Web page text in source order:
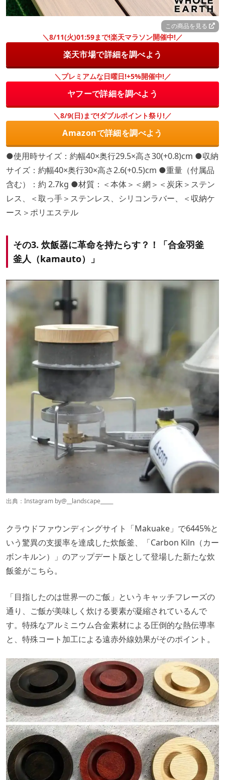
この商品を見る
＼8/11(火)01:59まで!楽天マラソン開催中!／
楽天市場で詳細を調べよう
＼プレミアムな日曜日!+5%開催中!／
ヤフーで詳細を調べよう
＼8/9(日)まで!ダブルポイント祭り!／
Amazonで詳細を調べよう
●使用時サイズ：約幅40×奥行29.5×高さ30(+0.8)cm ●収納
サイズ：約幅40×奥行30×高さ2.6(+0.5)cm ●重量（付属品
含む）：約 2.7kg ●材質：＜本体＞＜網＞＜炭床＞ステン
レス、＜取っ手＞ステンレス、シリコンラバー、＜収納ケ
ース＞ポリエステル
その3. 炊飯器に革命を持たらす？！「合金羽釜
釜人（kamauto）」
出典：Instagram by@__landscape_____
クラウドファウンディングサイト「Makuake」で6445%と
いう驚異の支援率を達成した炊飯釜、「Carbon Kiln（カー
ボンキルン）」のアップデート版として登場した新たな炊
飯釜がこちら。
「目指したのは世界一のご飯」というキャッチフレーズの
通り、ご飯が美味しく炊ける要素が凝縮されているんで
す。特殊なアルミニウム合金素材による圧倒的な熱伝導率
と、特殊コート加工による遠赤外線効果がそのポイント。